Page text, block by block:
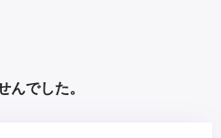
んでした。